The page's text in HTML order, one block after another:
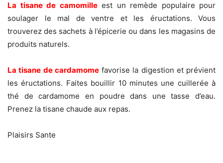
La tisane de camomilleest un remède populaire pour
soulager le mal de ventre et les éructations. Vous
trouverez des sachets à l’épicerie ou dans les magasins de
produits naturels.
La tisane de cardamomefavorise la digestion et prévient
les éructations. Faites bouillir 10 minutes une cuillerée à
thé de cardamome en poudre dans une tasse d’eau.
Prenez la tisane chaude aux repas.
Plaisirs Sante